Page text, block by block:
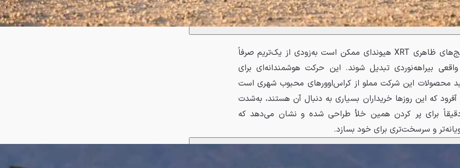
این طراحی نشان می‌دهد که پکیج‌های ظاهری XRT هیوندای ممکن است به‌زودی از یک‌تریم صرفاً
بیراهه‌نوردی تبدیل شوند. این حرکت هوشمندانه‌ای برای
محصولات این شرکت مملو از کراس‌اوورهای محبوب شهری است
که این روزها خریداران بسیاری به دنبال آن هستند، به‌شدت
برای پر کردن همین خلأ طراحی شده و نشان می‌دهد که
و سرسخت‌تری برای خود بسازد.